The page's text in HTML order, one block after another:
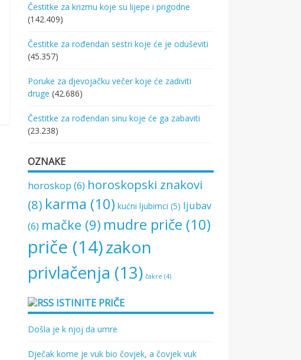
Čestitke za krizmu koje su lijepe i prigodne
(142.409)
Čestitke za rođendan sestri koje će je oduševiti
(45.357)
Poruke za djevojačku večer koje će zadiviti
druge (42.686)
Čestitke za rođendan sinu koje će ga zabaviti
(23.238)
OZNAKE
horoskop (6) horoskopski znakovi
(8) karma (10) kućni ljubimci (5) ljubav
(6) mačke (9) mudre priče (10)
priče (14)zakon
privlačenja (13) čakre (4)
ISTINITE PRIČE
Došla je k njoj da umre
Dječak kome je vuk bio čovjek, a čovjek vuk